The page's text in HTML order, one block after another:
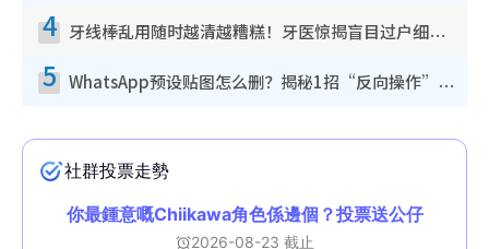
4 牙线棒乱用随时越清越糟糕！牙医惊揭盲目过户细菌恐致蛀牙：这种才是日常真保养
5 WhatsApp预设贴图怎么删？揭秘1招“反向操作”还原简洁界面 附3步实测教程